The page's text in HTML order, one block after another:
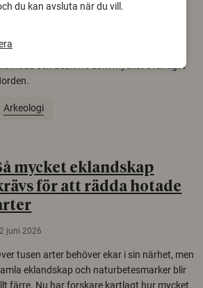
sko. Fyndet bär spår av romerskt
skomode och beskrivs som mycket ovanligt i
Arkeologi
mycket eklandskap
för att rädda hotade
juni 2026
tusen arter behöver ekar i sin närhet, men
eklandskap och naturbetesmarker blir
färre. Nu har forskare kartlagt hur mycket
du kan avsluta när du vill.